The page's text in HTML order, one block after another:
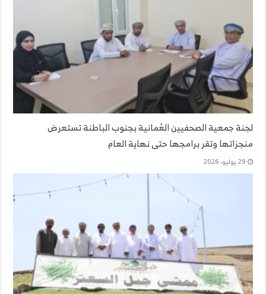
لجنة جمعية الصحفيين العُمانية بجنوب الباطنة تستعرض
منجزاتها وتقر برامجها حتى نهاية العام
29 يوليو، 2026